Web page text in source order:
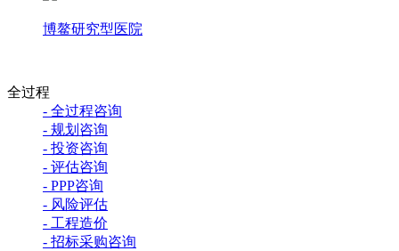
博鳌研究型医院
全过程
- 全过程咨询
- 规划咨询
- 投资咨询
- 评估咨询
- PPP咨询
- 风险评估
- 工程造价
- 招标采购咨询